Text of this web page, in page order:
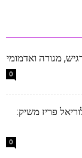
מגורה ואדמומי
0
פריז משיק:
0